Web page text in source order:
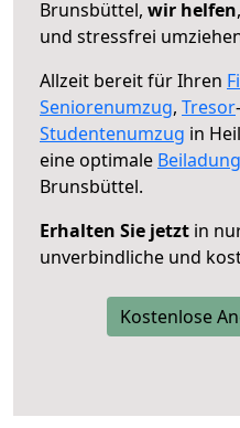
Brunsbüttel, wir helfen
und stressfrei
Allzeit bereit für Ihren
Seniorenumzug, Tresor
Studentenumzug in
eine optimale Beiladung
Brunsbüttel.
Erhalten Sie jetzt in
unverbindliche und
Kostenlose